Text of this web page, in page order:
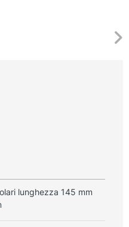
lunghezza 145 mm